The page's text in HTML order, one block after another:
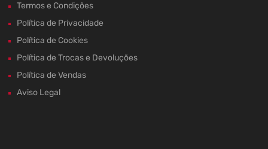
Termos e Condições
Política de Privacidade
Política de Cookies
Política de Trocas e Devoluções
Política de Vendas
Aviso Legal